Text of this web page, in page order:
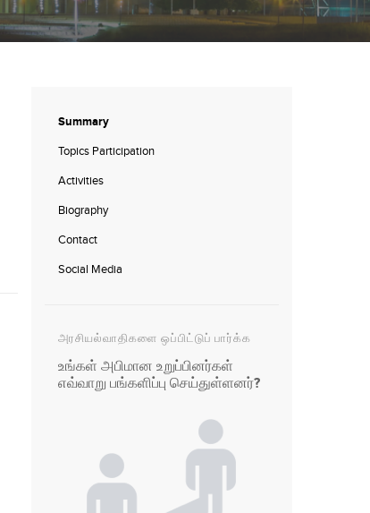
Summary
Topics Participation
Activities
Biography
Contact
Social Media
அரசியல்வாதிகளை ஒப்பிட்டுப் பார்க்க
உங்கள் அபிமான உறுப்பினர்கள்
எவ்வாறு பங்களிப்பு செய்துள்ளனர்?